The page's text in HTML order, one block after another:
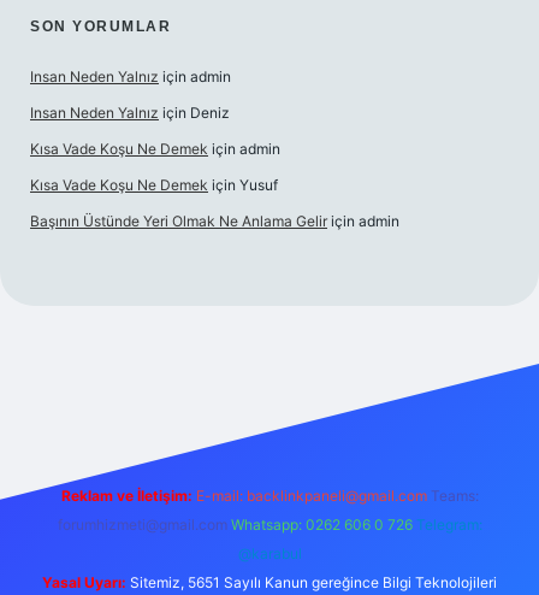
SON YORUMLAR
Insan Neden Yalnız için admin
Insan Neden Yalnız için Deniz
Kısa Vade Koşu Ne Demek için admin
Kısa Vade Koşu Ne Demek için Yusuf
Başının Üstünde Yeri Olmak Ne Anlama Gelir için admin
Reklam ve İletişim: E-mail: backlinkpaneli@gmail.com Teams:
forumhizmeti@gmail.com Whatsapp: 0262 606 0 726 Telegram:
@karabul
Yasal Uyarı: Sitemiz, 5651 Sayılı Kanun gereğince Bilgi Teknolojileri